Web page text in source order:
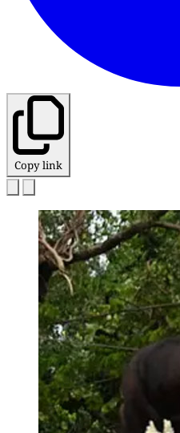
Copy link